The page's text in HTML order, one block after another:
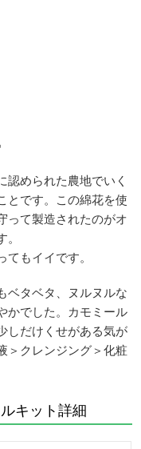
認められた農地でいく
とです。この綿花を使
って製造されたのがオ
もイイです。
ベタベタ、ヌルヌルな
かでした。カモミール
しだけくせがある気が
＞クレンジング＞化粧
キット詳細